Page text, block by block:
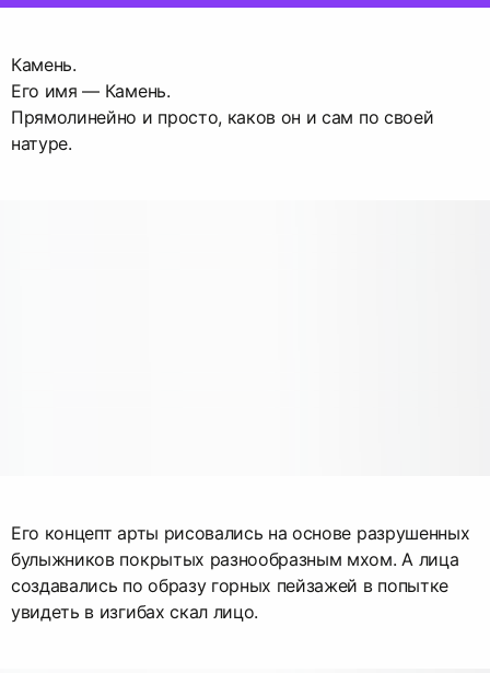
Камень.
Его имя — Камень.
Прямолинейно и просто, каков он и сам по своей
натуре.
Его концепт арты рисовались на основе разрушенных
булыжников покрытых разнообразным мхом. А лица
создавались по образу горных пейзажей в попытке
увидеть в изгибах скал лицо.